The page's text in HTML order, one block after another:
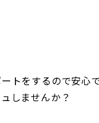
トをするので安心
しませんか？